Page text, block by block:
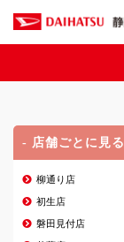
- 店舗ごとに見る
柳通り店
初生店
磐田見付店